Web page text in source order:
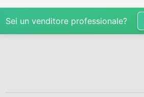
Sei un venditore professionale?